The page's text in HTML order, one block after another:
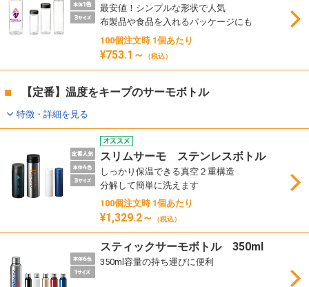
最安値！シンプルな形状で人気
布製品や食品を入れるパッケージにも
100個注文時 1個あたり
¥753.1～ （税込）
【定番】温度をキープのサーモボトル
特徴・詳細を見る
スリムサーモ ステンレスボトル
しっかり保温できる真空２重構造
分解して簡単に洗えます
100個注文時 1個あたり
¥1,329.2～ （税込）
スティックサーモボトル 350ml
350ml容量の持ち運びに便利